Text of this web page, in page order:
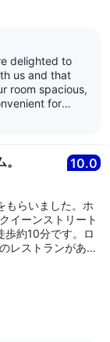
us and that
room spacious,
for
your continued
10.0
もらいました。ホ
イーンストリート
歩約10分です。ロ
レストランがあり
このホテルは完璧